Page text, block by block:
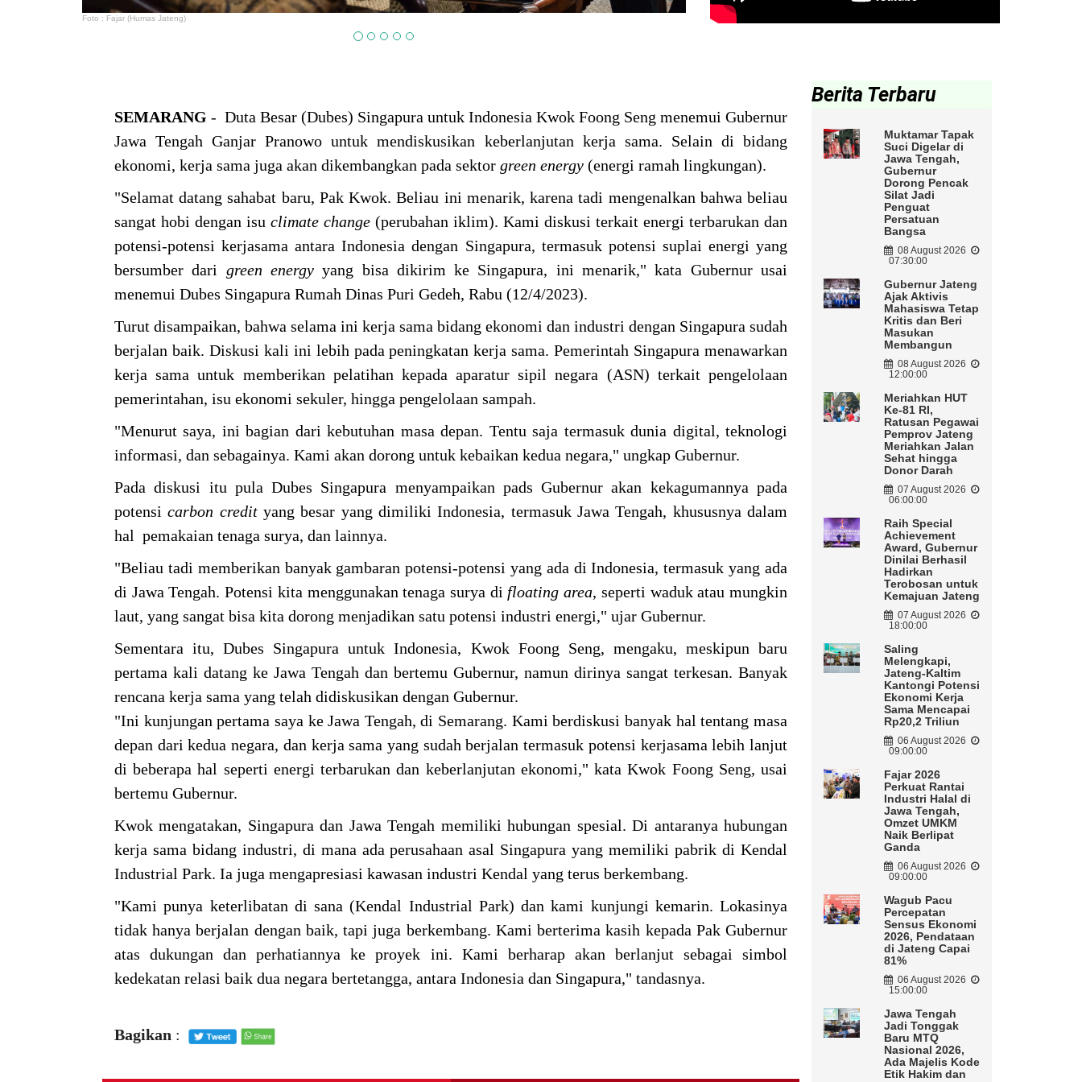
Foto : Fajar (Humas Jateng)
SEMARANG - Duta Besar (Dubes) Singapura untuk Indonesia Kwok Foong Seng menemui Gubernur
Jawa Tengah Ganjar Pranowo untuk mendiskusikan keberlanjutan kerja sama. Selain di bidang
ekonomi, kerja sama juga akan dikembangkan pada sektor green energy (energi ramah lingkungan).
"Selamat datang sahabat baru, Pak Kwok. Beliau ini menarik, karena tadi mengenalkan bahwa beliau
sangat hobi dengan isu climate change (perubahan iklim). Kami diskusi terkait energi terbarukan dan
potensi-potensi kerjasama antara Indonesia dengan Singapura, termasuk potensi suplai energi yang
bersumber dari green energyyang bisa dikirim ke Singapura, ini menarik," kata Gubernur usai
menemui Dubes Singapura Rumah Dinas Puri Gedeh, Rabu (12/4/2023).
Turut disampaikan, bahwa selama ini kerja sama bidang ekonomi dan industri dengan Singapura sudah
berjalan baik. Diskusi kali ini lebih pada peningkatan kerja sama. Pemerintah Singapura menawarkan
kerja sama untuk memberikan pelatihan kepada aparatur sipil negara (ASN) terkait pengelolaan
pemerintahan, isu ekonomi sekuler, hingga pengelolaan sampah.
"Menurut saya, ini bagian dari kebutuhan masa depan. Tentu saja termasuk dunia digital, teknologi
informasi, dan sebagainya. Kami akan dorong untuk kebaikan kedua negara," ungkap Gubernur.
Pada diskusi itu pula Dubes Singapura menyampaikan pads Gubernur akan kekagumannya pada
potensicarbon credityang besar yang dimiliki Indonesia, termasuk Jawa Tengah, khususnya dalam
hal pemakaian tenaga surya, dan lainnya.
"Beliau tadi memberikan banyak gambaran potensi-potensi yang ada di Indonesia, termasuk yang ada
di Jawa Tengah. Potensi kita menggunakan tenaga surya di floating area, seperti waduk atau mungkin
laut, yang sangat bisa kita dorong menjadikan satu potensi industri energi," ujar Gubernur.
Sementara itu, Dubes Singapura untuk Indonesia, Kwok Foong Seng, mengaku, meskipun baru
pertama kali datang ke Jawa Tengah dan bertemu Gubernur, namun dirinya sangat terkesan. Banyak
rencana kerja sama yang telah didiskusikan dengan Gubernur.
"Ini kunjungan pertama saya ke Jawa Tengah, di Semarang. Kami berdiskusi banyak hal tentang masa
depan dari kedua negara, dan kerja sama yang sudah berjalan termasuk potensi kerjasama lebih lanjut
di beberapa hal seperti energi terbarukan dan keberlanjutan ekonomi," kata Kwok Foong Seng, usai
bertemu Gubernur.
Kwok mengatakan, Singapura dan Jawa Tengah memiliki hubungan spesial. Di antaranya hubungan
kerja sama bidang industri, di mana ada perusahaan asal Singapura yang memiliki pabrik di Kendal
Industrial Park. Ia juga mengapresiasi kawasan industri Kendal yang terus berkembang.
"Kami punya keterlibatan di sana (Kendal Industrial Park) dan kami kunjungi kemarin. Lokasinya
tidak hanya berjalan dengan baik, tapi juga berkembang. Kami berterima kasih kepada Pak Gubernur
atas dukungan dan perhatiannya ke proyek ini. Kami berharap akan berlanjut sebagai simbol
kedekatan relasi baik dua negara bertetangga, antara Indonesia dan Singapura," tandasnya.
Bagikan :
Berita Terbaru
Muktamar Tapak
Suci Digelar di
Jawa Tengah,
Gubernur
Dorong Pencak
Silat Jadi
Penguat
Persatuan
Bangsa
08 August 2026
07:30:00
Gubernur Jateng
Ajak Aktivis
Mahasiswa Tetap
Kritis dan Beri
Masukan
Membangun
08 August 2026
12:00:00
Meriahkan HUT
Ke-81 RI,
Ratusan Pegawai
Pemprov Jateng
Meriahkan Jalan
Sehat hingga
Donor Darah
07 August 2026
06:00:00
Raih Special
Achievement
Award, Gubernur
Dinilai Berhasil
Hadirkan
Terobosan untuk
Kemajuan Jateng
07 August 2026
18:00:00
Saling
Melengkapi,
Jateng-Kaltim
Kantongi Potensi
Ekonomi Kerja
Sama Mencapai
Rp20,2 Triliun
06 August 2026
09:00:00
Fajar 2026
Perkuat Rantai
Industri Halal di
Jawa Tengah,
Omzet UMKM
Naik Berlipat
Ganda
06 August 2026
09:00:00
Wagub Pacu
Percepatan
Sensus Ekonomi
2026, Pendataan
di Jateng Capai
81%
06 August 2026
15:00:00
Jawa Tengah
Jadi Tonggak
Baru MTQ
Nasional 2026,
Ada Majelis Kode
Etik Hakim dan